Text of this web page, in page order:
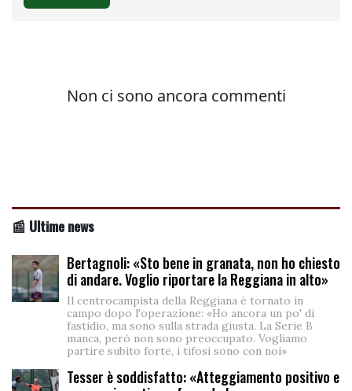
📰 Ultime news
Bertagnoli: «Sto bene in granata, non ho chiesto
di andare. Voglio riportare la Reggiana in alto»
Il centrocampista della Reggiana è tornato in
campo dopo l'operazione: «Ho ancora un po' di
fastidio, ma sono sulla strada giusta. La Serie B
manca, però non sono preoccupato. Vogliamo
partire subito forte, i tifosi sono con noi»
Tesser è soddisfatto: «Atteggiamento positivo e